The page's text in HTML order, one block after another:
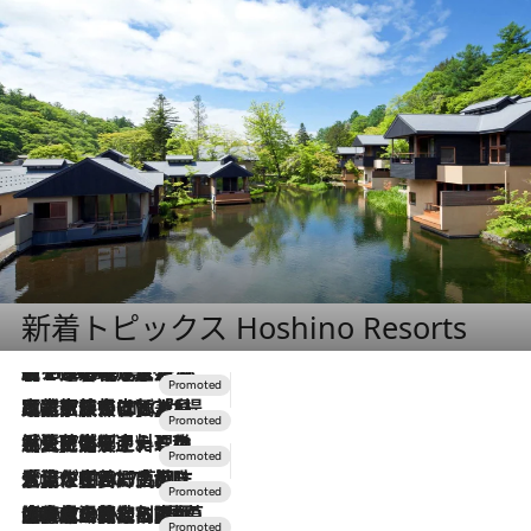
新着トピックス Hoshino Resorts
2026.8.7
【トンボの足水浴】ヒノキの香りに包まれて涼感マックス！約13℃の湧水かけ流しを避暑地「星野温泉 トンボの湯」で体験
2026.7.31
【ホテル帰省】という選択肢をOMOが提案。家族とほどよい距離を保つには「昼は実家、夜は気兼ねなくホテルで！」
2026.7.24
【夏限定ディナーコース】旬を迎える稚鮎や花ズッキーニなどをイタリア・トスカーナの郷土料理の手法で満喫！
2026.7.17
「土佐和ハーブかき氷」がOMO7高知に登場！生姜、山椒、大葉など目にも舌にも涼を呼ぶ郷土の味
2026.7.10
NEW OPEN！【界 草津】名湯の地に誕生。趣の異なる2種の温泉と上州ならではの会席・蕎麦割烹など美食を味わう究極の癒やし旅